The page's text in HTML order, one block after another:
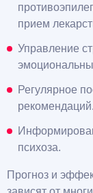
прием
Управление
Регулярное
рекомендаций.
психоза.
Прогноз и